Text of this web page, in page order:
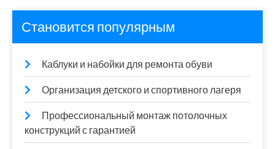
Становится популярным
Каблуки и набойки для ремонта обуви
Организация детского и спортивного лагеря
Профессиональный монтаж потолочных
конструкций с гарантией